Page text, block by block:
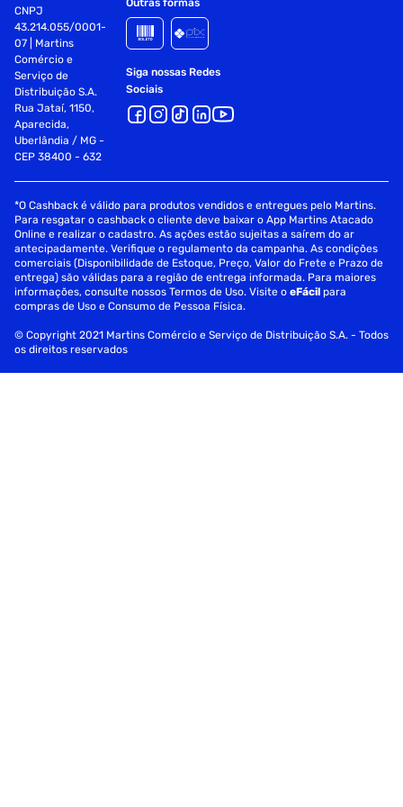
CNPJ
43.214.055/0001-
07 | Martins
Comércio e
Serviço de
Distribuição S.A.
Rua Jataí, 1150,
Aparecida,
Uberlândia / MG -
CEP 38400 - 632
Outras formas
Siga nossas Redes
Sociais
*O Cashback é válido para produtos vendidos e entregues pelo Martins.
Para resgatar o cashback o cliente deve baixar o App Martins Atacado
Online e realizar o cadastro. As ações estão sujeitas a saírem do ar
antecipadamente. Verifique o regulamento da campanha. As condições
comerciais (Disponibilidade de Estoque, Preço, Valor do Frete e Prazo de
entrega) são válidas para a região de entrega informada. Para maiores
informações, consulte nossos Termos de Uso. Visite oeFácil para
compras de Uso e Consumo de Pessoa Física.
© Copyright 2021 Martins Comércio e Serviço de Distribuição S.A. - Todos
os direitos reservados